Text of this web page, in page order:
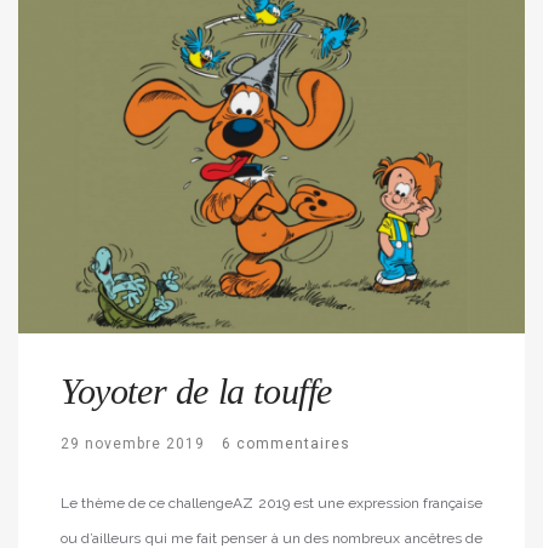
Yoyoter de la touffe
29 novembre 2019 6 commentaires
Le thème de ce challengeAZ 2019 est une expression française
ou d’ailleurs qui me fait penser à un des nombreux ancêtres de